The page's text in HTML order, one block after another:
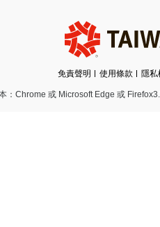
免責聲明 使用條款 隱私
：Chrome 或 Microsoft Edge 或